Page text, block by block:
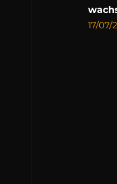
17/07/